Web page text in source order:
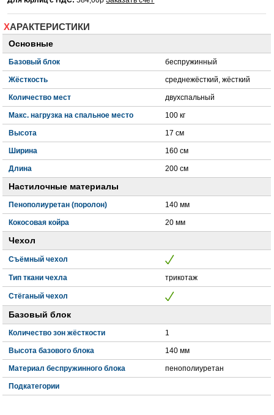
ХАРАКТЕРИСТИКИ
Основные
Базовый блок беспружинный
Жёсткость среднежёсткий, жёсткий
Количество мест двухспальный
Макс. нагрузка на спальное место 100 кг
Высота 17 см
Ширина 160 см
Длина 200 см
Настилочные материалы
Пенополиуретан (поролон) 140 мм
Кокосовая койра 20 мм
Чехол
Съёмный чехол
Тип ткани чехла трикотаж
Стёганый чехол
Базовый блок
Количество зон жёсткости 1
Высота базового блока 140 мм
Материал беспружинного блока пенополиуретан
Подкатегории